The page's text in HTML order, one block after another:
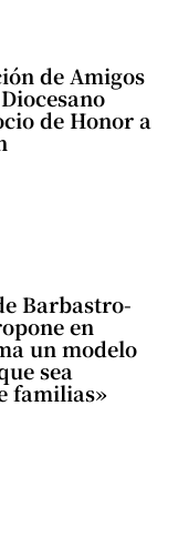
de Amigos
de Honor a
Barbastro-
en
un modelo
sea
familias»